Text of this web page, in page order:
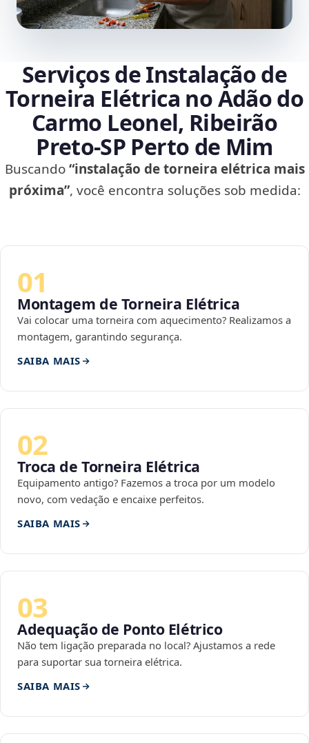
Serviços de Instalação de
Torneira Elétrica no Adão do
Carmo Leonel, Ribeirão
Preto‑SP Perto de Mim
Buscando“instalação de torneira elétrica mais
próxima”, você encontra soluções sob medida:
01
Montagem de Torneira Elétrica
Vai colocar uma torneira com aquecimento? Realizamos a
montagem, garantindo segurança.
SAIBA MAIS
02
Troca de Torneira Elétrica
Equipamento antigo? Fazemos a troca por um modelo
novo, com vedação e encaixe perfeitos.
SAIBA MAIS
03
Adequação de Ponto Elétrico
Não tem ligação preparada no local? Ajustamos a rede
para suportar sua torneira elétrica.
SAIBA MAIS